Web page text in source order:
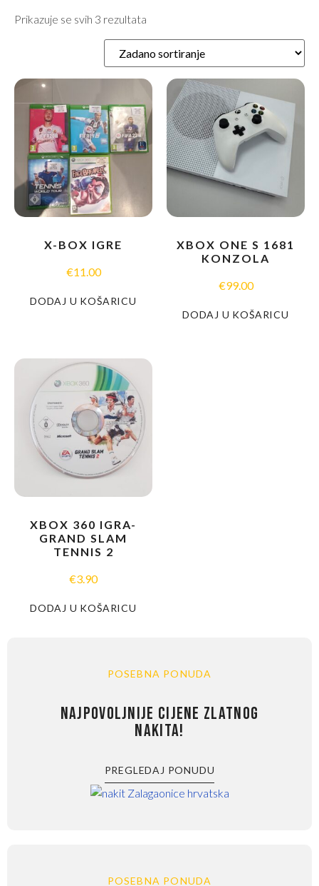
Prikazuje se svih 3 rezultata
X-BOX IGRE
€11.00
DODAJ U KOŠARICU
XBOX ONE S 1681
KONZOLA
€99.00
DODAJ U KOŠARICU
XBOX 360 IGRA-
GRAND SLAM
TENNIS 2
€3.90
DODAJ U KOŠARICU
POSEBNA PONUDA
NAJPOVOLJNIJE CIJENE ZLATNOG
NAKITA!
PREGLEDAJ PONUDU
POSEBNA PONUDA